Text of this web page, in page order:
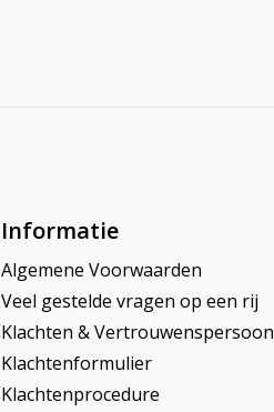
Informatie
Algemene Voorwaarden
Veel gestelde vragen op een rij
Klachten & Vertrouwenspersoon
Klachtenformulier
Klachtenprocedure